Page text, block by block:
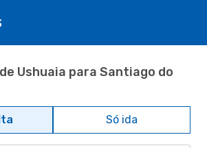
Ushuaia para Santiago do
Só ida